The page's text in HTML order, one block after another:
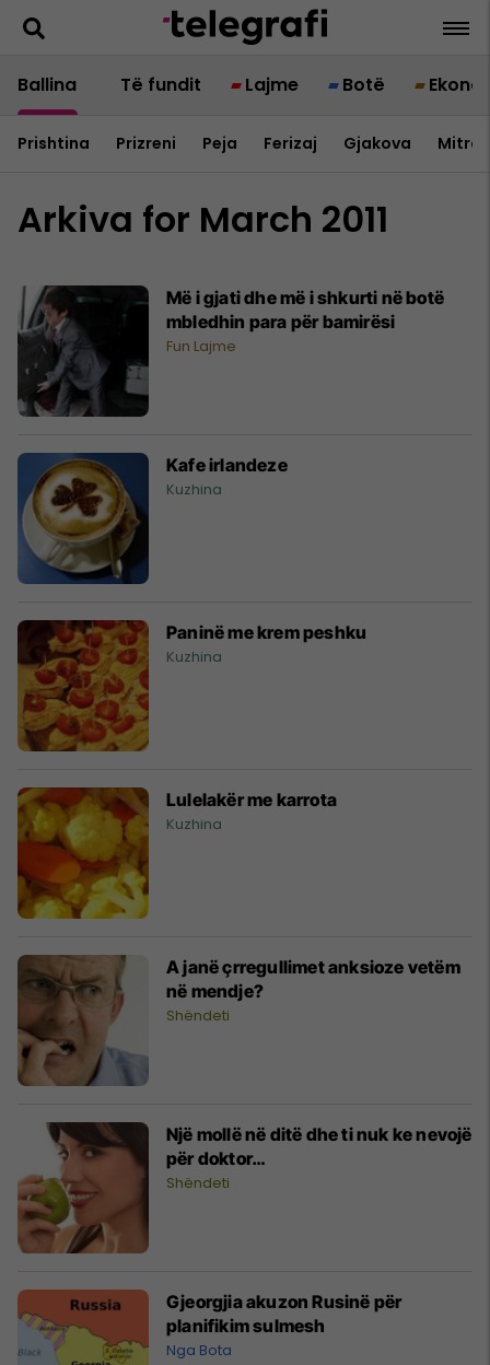
Ballina Të fundit Lajme Botë
Prishtina Prizreni Peja Ferizaj Gjakova
Arkiva for March 2011
Më i gjati dhe më i shkurti në botë
mbledhin para për bamirësi
Fun Lajme
Kafe irlandeze
Kuzhina
Paninë me krem peshku
Kuzhina
Lulelakër me karrota
Kuzhina
A janë çrregullimet anksioze vetëm
në mendje?
Shëndeti
Një mollë në ditë dhe ti nuk ke nevojë
për doktor…
Shëndeti
Gjeorgjia akuzon Rusinë për
planifikim sulmesh
Nga Bota